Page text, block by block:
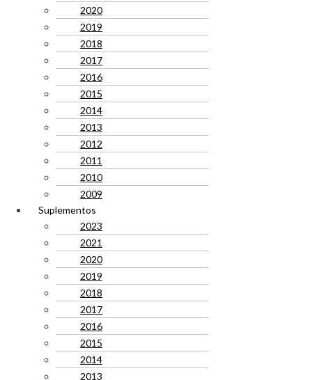
2020
2019
2018
2017
2016
2015
2014
2013
2012
2011
2010
2009
Suplementos
2023
2021
2020
2019
2018
2017
2016
2015
2014
2013